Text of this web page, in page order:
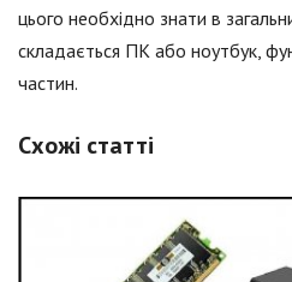
цього необхідно знати в
складається ПК або ноутбук,
частин.
Схожі статті